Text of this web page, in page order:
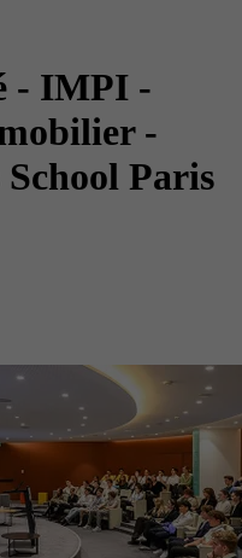
- IMPI -
-
Paris